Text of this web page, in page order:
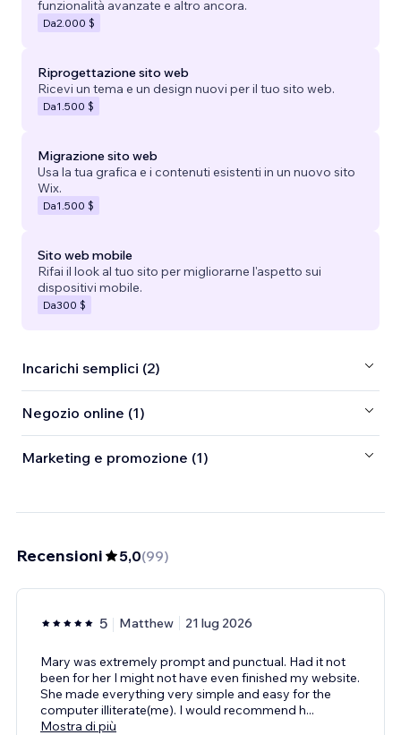
funzionalità avanzate e altro ancora.
Da2.000 $
Riprogettazione sito web
Ricevi un tema e un design nuovi per il tuo sito web.
Da1.500 $
Migrazione sito web
Usa la tua grafica e i contenuti esistenti in un nuovo sito
Wix.
Da1.500 $
Sito web mobile
Rifai il look al tuo sito per migliorarne l'aspetto sui
dispositivi mobile.
Da300 $
Incarichi semplici (2)
Negozio online (1)
Marketing e promozione (1)
Recensioni 5,0(99)
5 Matthew 21 lug 2026
Mary was extremely prompt and punctual. Had it not
been for her I might not have even finished my website.
She made everything very simple and easy for the
computer illiterate(me). I would recommend h...
Mostra di più